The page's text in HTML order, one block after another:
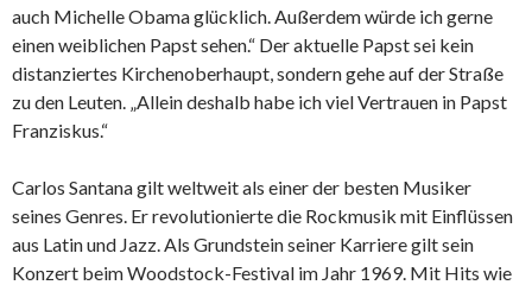
auch Michelle Obama glücklich. Außerdem würde ich gerne
einen weiblichen Papst sehen.“ Der aktuelle Papst sei kein
distanziertes Kirchenoberhaupt, sondern gehe auf der Straße
zu den Leuten. „Allein deshalb habe ich viel Vertrauen in Papst
Franziskus.“
Carlos Santana gilt weltweit als einer der besten Musiker
seines Genres. Er revolutionierte die Rockmusik mit Einflüssen
aus Latin und Jazz. Als Grundstein seiner Karriere gilt sein
Konzert beim Woodstock-Festival im Jahr 1969. Mit Hits wie